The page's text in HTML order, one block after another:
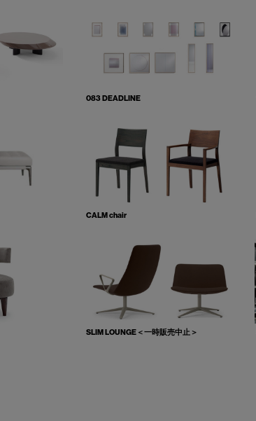
083 DEADLINE
CALM chair
SLIM LOUNGE＜一時販売中止＞